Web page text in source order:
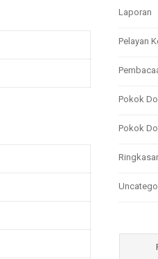
Laporan
Pelayan
Pokok
Pokok